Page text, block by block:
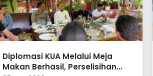
Gebermas Jadi Aksi Nyata ASN
KUA Tanah Putih Sambut HUT